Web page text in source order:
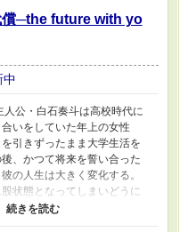
償─the future with yo
中
公・白石奏斗は高校時代に
いをしていた年上の女性
を引きずったまま大学生活を
、かつて将来を誓い合った
の人生は大きく変化する。
状態となってしまいどうに
況で花穂に再会した。互い
人は苦難を乗り越え結ばれ